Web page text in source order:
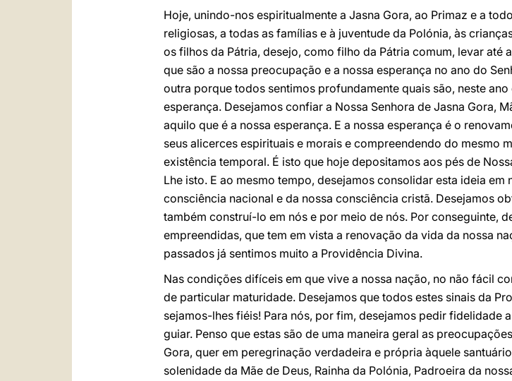
Hoje, unindo-nos espiritualmente a Jasna Gora, ao Primaz e a
religiosas, a todas as famílias e à juventude da Polónia, às
os filhos da Pátria, desejo, como filho da Pátria comum, levar até
que são a nossa preocupação e a nossa esperança no ano do
outra porque todos sentimos profundamente quais são, neste
esperança. Desejamos confiar a Nossa Senhora de Jasna Gora,
aquilo que é a nossa esperança. E a nossa esperança é o
seus alicerces espirituais e morais e compreendendo do mesmo
existência temporal. É isto que hoje depositamos aos pés de
Lhe isto. E ao mesmo tempo, desejamos consolidar esta ideia
consciência nacional e da nossa consciência cristã. Desejamos
também construí-lo em nós e por meio de nós. Por conseguinte,
empreendidas, que tem em vista a renovação da vida da nossa
passados já sentimos muito a Providência Divina.
Nas condições difíceis em que vive a nossa nação, no não fácil
de particular maturidade. Desejamos que todos estes sinais da
sejamos-lhes fiéis! Para nós, por fim, desejamos pedir fidelidade
guiar. Penso que estas são de uma maneira geral as
Gora, quer em peregrinação verdadeira e própria àquele
solenidade da Mãe de Deus, Rainha da Polónia, Padroeira da